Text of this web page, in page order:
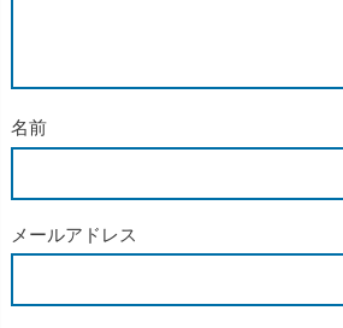
名前
メールアドレス